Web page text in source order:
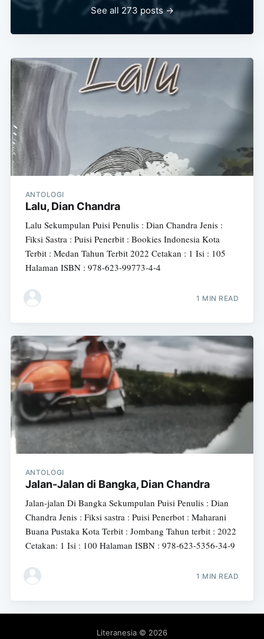
See all 273 posts →
ANTOLOGI
Lalu, Dian Chandra
Lalu Sekumpulan Puisi Penulis : Dian Chandra Jenis :
Fiksi Sastra : Puisi Penerbit : Bookies Indonesia Kota
Terbit : Medan Tahun Terbit 2022 Cetakan : 1 Isi : 105
Halaman ISBN : 978-623-99773-4-4
1 MIN READ
ANTOLOGI
Jalan-Jalan di Bangka, Dian Chandra
Jalan-jalan Di Bangka Sekumpulan Puisi Penulis : Dian
Chandra Jenis : Fiksi sastra : Puisi Penerbot : Maharani
Buana Pustaka Kota Terbit : Jombang Tahun terbit : 2022
Cetakan: 1 Isi : 100 Halaman ISBN : 978-623-5356-34-9
1 MIN READ
Literanesia © 2026